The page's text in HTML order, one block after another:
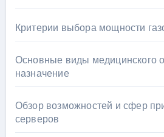
Критерии выбора мощности
Основные виды медицинского
назначение
Обзор возможностей и сфер
серверов